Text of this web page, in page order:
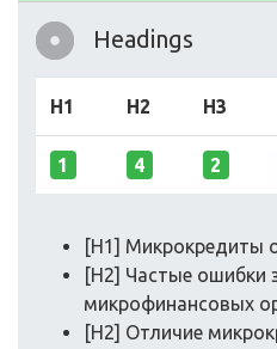
Headings
H1 H2 H3
1 4 2
[H1] Микрокредиты
[H2] Частые ошибки
микрофинансовых
[H2] Отличие